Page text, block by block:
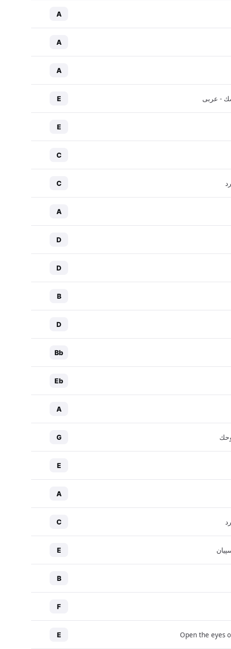
A
A
A
- عربی E
E
C
C
A
D
D
B
D
Bb
Eb
A
G
E
A
C
E
B
F
Open the eyes
E